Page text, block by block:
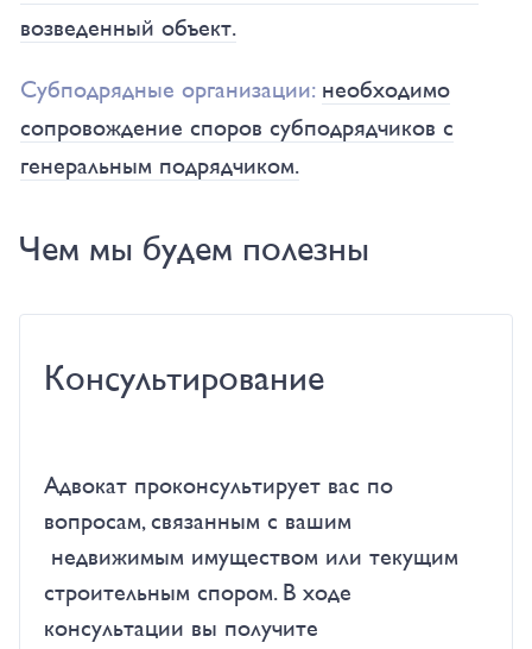
возведенный объект.
Субподрядные организации: необходимо
сопровождение споров субподрядчиков с
генеральным подрядчиком.
Чем мы будем полезны
Консультирование
Адвокат проконсультирует вас по
вопросам, связанным с вашим
недвижимым имуществом или текущим
строительным спором. В ходе
консультации вы получите